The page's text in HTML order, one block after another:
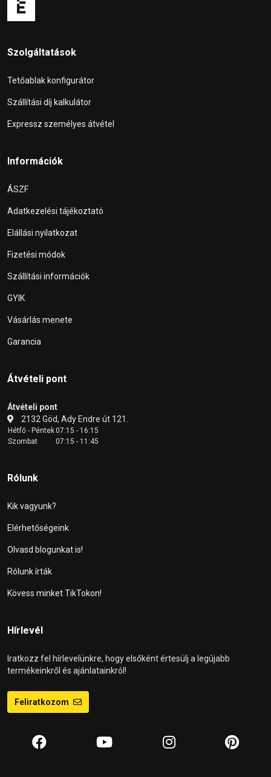
Szolgáltatások
Tetőablak konfigurátor
Szállítási díj kalkulátor
Expressz személyes átvétel
Információk
ÁSZF
Adatkezelési tájékoztató
Elállási nyilatkozat
Fizetési módok
Szállítási információk
GYIK
Vásárlás menete
Garancia
Átvételi pont
Átvételi pont
2132 Göd, Ady Endre út 121.
Hétfő - Péntek07:15 - 16:15
Szombat
07:15 - 11:45
Rólunk
Kik vagyunk?
Elérhetőségeink
Olvasd blogunkat is!
Rólunk írták
Kövess minket TikTokon!
Hírlevél
Iratkozz fel hírlevelünkre, hogy elsőként értesülj a legújabb
termékeinkről és ajánlatainkról!
Feliratkozom